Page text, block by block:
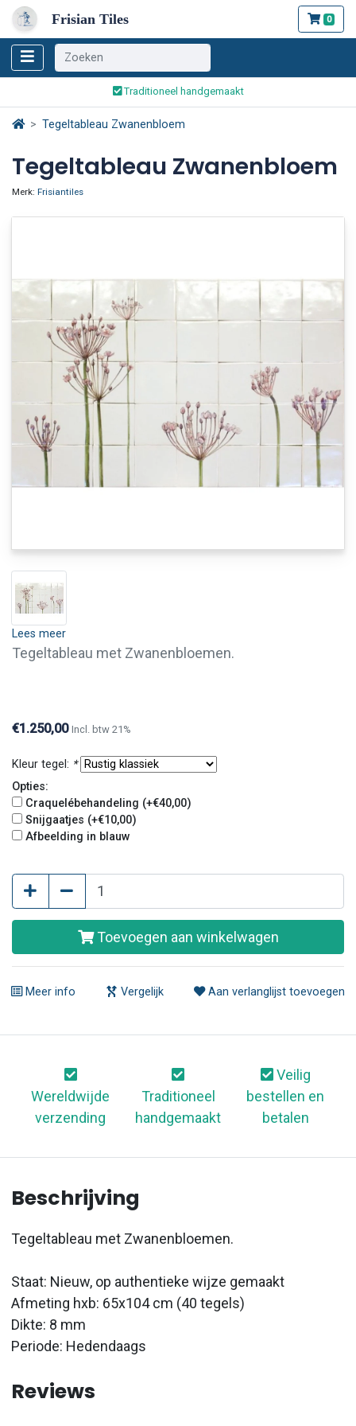
Frisian Tiles 0
Traditioneel handgemaakt
Veilig bestellen en betalen
Tegeltableau Zwanenbloem
Tegeltableau Zwanenbloem
Merk: Frisiantiles
Lees meer
Tegeltableau met Zwanenbloemen.
€1.250,00 Incl. btw 21%
Kleur tegel: *
Opties:
Craquelébehandeling (+€40,00)
Snijgaatjes (+€10,00)
Afbeelding in blauw
Toevoegen aan winkelwagen
Meer info Vergelijk Aan verlanglijst toevoegen
Wereldwijde
verzending
Traditioneel
handgemaakt
Veilig
bestellen en
betalen
Beschrijving
Tegeltableau met Zwanenbloemen.
Staat: Nieuw, op authentieke wijze gemaakt
Afmeting hxb: 65x104 cm (40 tegels)
Dikte: 8 mm
Periode: Hedendaags
Reviews